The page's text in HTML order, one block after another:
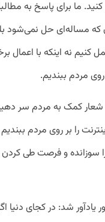
کنید. ما برای پاسخ به
که مساله‌ای حل نمی‌شود
کنیم نه اینکه با اعمال
مردم ببندیم.
شعار کمک به مردم سر
را بر روی مردم
سوزانده و فرصت طی کردن
شد: در کجای دنیا